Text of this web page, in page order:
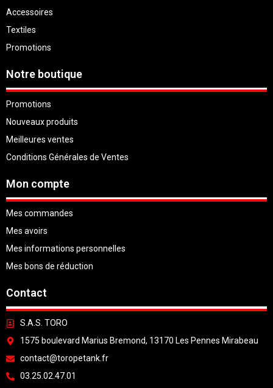
Accessoires
Textiles
Promotions
Notre boutique
Promotions
Nouveaux produits
Meilleures ventes
Conditions Générales de Ventes
Mon compte
Mes commandes
Mes avoirs
Mes informations personnelles
Mes bons de réduction
Contact
S.A.S. TORO
1575 boulevard Marius Bremond, 13170 Les Pennes Mirabeau
contact@toropetank.fr
03.25.02.47.01